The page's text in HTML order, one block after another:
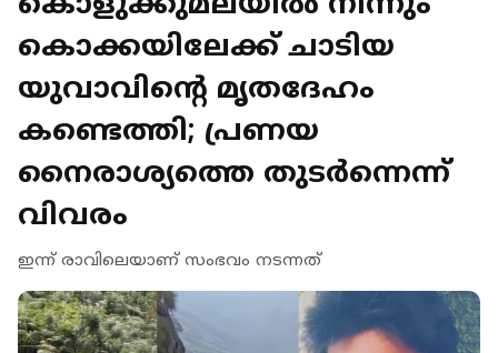
കൊക്കയിലേക്ക് ചാടിയ
യുവാവിന്റെ മൃതദേഹം
കണ്ടെത്തി; പ്രണയ
നൈരാശ്യത്തെ തുടർന്നെന്ന്
വിവരം
ഇന്ന് രാവിലെയാണ് സംഭവം നടന്നത്